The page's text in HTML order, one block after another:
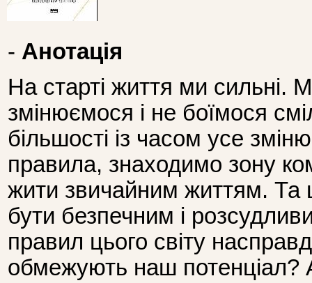
- Анотація
На старті життя ми сильні.
змінюємося і не боїмося
більшості із часом усе
правила, знаходимо зону
жити звичайним життям. Та
бути безпечним і
правил цього світу
обмежують наш потенціал?